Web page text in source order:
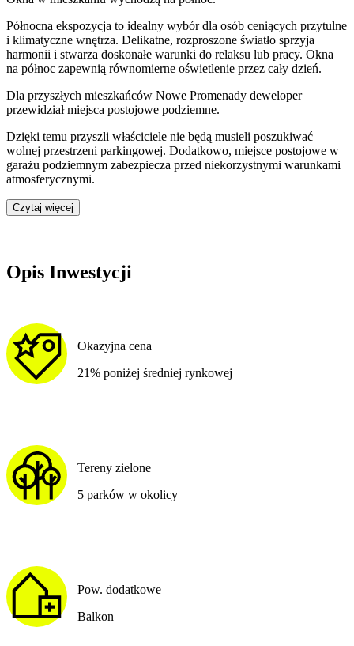
Północna ekspozycja to idealny wybór dla osób ceniących przytulne
i klimatyczne wnętrza. Delikatne, rozproszone światło sprzyja
harmonii i stwarza doskonałe warunki do relaksu lub pracy. Okna
na północ zapewnią równomierne oświetlenie przez cały dzień.
Dla przyszłych mieszkańców Nowe Promenady deweloper
przewidziałmiejsca postojowe podziemne.
Dzięki temu przyszli właściciele nie będą musieli poszukiwać
wolnej przestrzeni parkingowej. Dodatkowo, miejsce postojowe w
garażu podziemnym zabezpiecza przed niekorzystnymi warunkami
atmosferycznymi.
Czytaj więcej
Opis Inwestycji
Okazyjna cena
21% poniżej średniej rynkowej
Tereny zielone
5 parków w okolicy
Pow. dodatkowe
Balkon